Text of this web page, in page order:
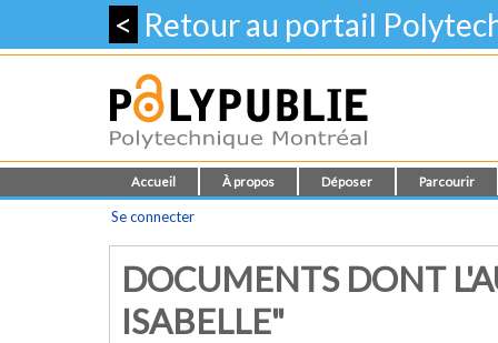
< Retour au portail
Accueil À propos Déposer Parcourir
Se connecter
DOCUMENTS DONT
ISABELLE"